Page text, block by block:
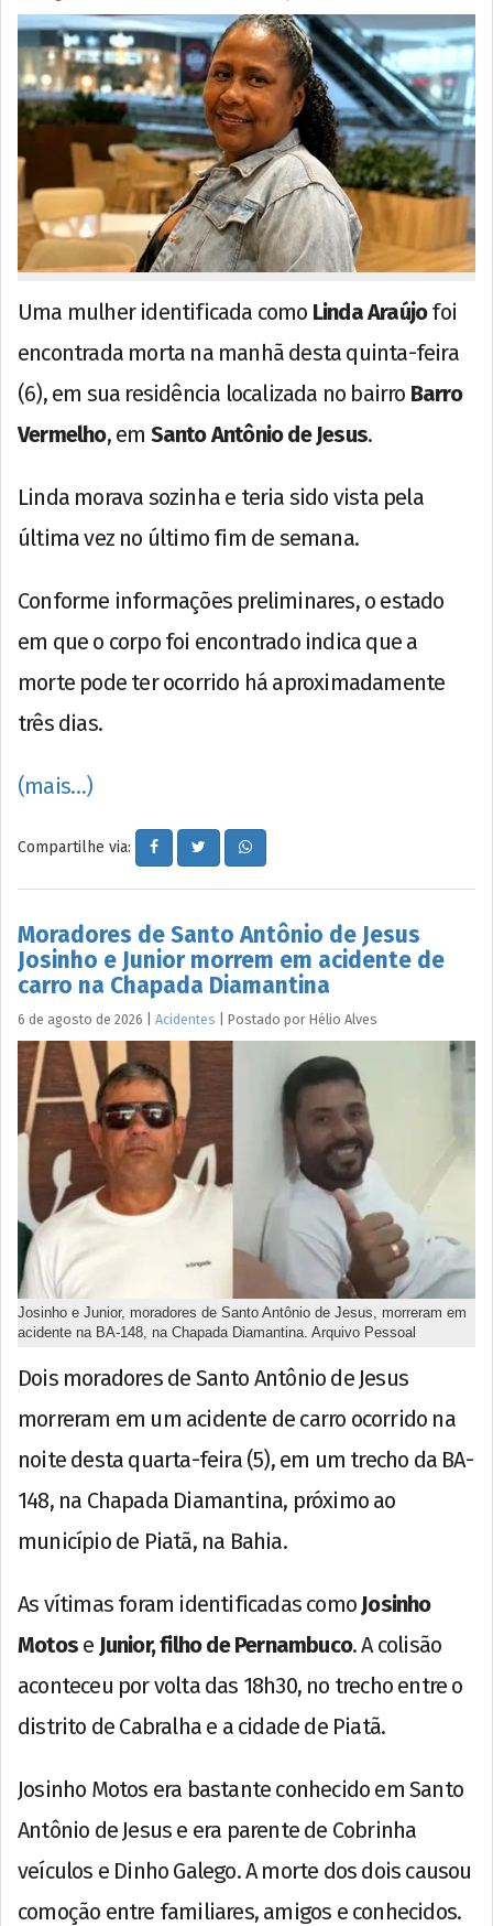
Uma mulher identificada como Linda Araújofoi
encontrada morta na manhã desta quinta-feira
(6), em sua residência localizada no bairro Barro
Vermelho, em Santo Antônio de Jesus.
Linda morava sozinha e teria sido vista pela
última vez no último fim de semana.
Conforme informações preliminares, o estado
em que o corpo foi encontrado indica que a
morte pode ter ocorrido há aproximadamente
três dias.
(mais…)
Compartilhe via:
Moradores de Santo Antônio de Jesus
Josinho e Junior morrem em acidente de
carro na Chapada Diamantina
6 de agosto de 2026 Acidentes Postado por Hélio Alves
Josinho e Junior, moradores de Santo Antônio de Jesus, morreram em
acidente na BA-148, na Chapada Diamantina. Arquivo Pessoal
Dois moradores de Santo Antônio de Jesus
morreram em um acidente de carro ocorrido na
noite desta quarta-feira (5), em um trecho da BA-
148, na Chapada Diamantina, próximo ao
município de Piatã, na Bahia.
As vítimas foram identificadas como Josinho
Motos e Junior, filho de Pernambuco. A colisão
aconteceu por volta das 18h30, no trecho entre o
distrito de Cabralha e a cidade de Piatã.
Josinho Motos era bastante conhecido em Santo
Antônio de Jesus e era parente de Cobrinha
veículos e Dinho Galego. A morte dos dois causou
comoção entre familiares, amigos e conhecidos.